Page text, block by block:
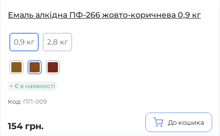
Емаль алкідна ПФ-266 жовто-коричнева 0,9 кг
0,9 кг 2,8 кг
Є в наявності
Код: ПП-009
154 грн. До кошика